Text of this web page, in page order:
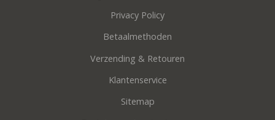
Privacy Policy
Betaalmethoden
Verzending & Retouren
Klantenservice
Sitemap